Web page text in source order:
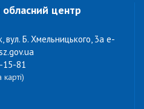
центр
вул. Б. Хмельницького, 3а e-
15-81